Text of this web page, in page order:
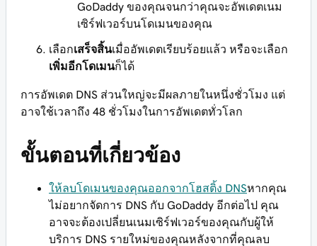
GoDaddy ของคุณจนกว่าคุณจะอัพเดตเนม
เซิร์ฟเวอร์บนโดเมนของคุณ
เลือกเสร็จสิ้นเมื่ออัพเดตเรียบร้อยแล้ว หรือจะเลือก
เพิ่มอีกโดเมนก็ได้
การอัพเดต DNS ส่วนใหญ่จะมีผลภายในหนึ่งชั่วโมง แต่
อาจใช้เวลาถึง 48 ชั่วโมงในการอัพเดตทั่วโลก
ขั้นตอนที่เกี่ยวข้อง
ให้ลบโดเมนของคุณออกจากโฮสติ้ง DNSหากคุณ
ไม่อยากจัดการ DNS กับ GoDaddy อีกต่อไป คุณ
อาจจะต้องเปลี่ยนเนมเซิร์ฟเวอร์ของคุณกับผู้ให้
บริการ DNS รายใหม่ของคุณหลังจากที่คุณลบ